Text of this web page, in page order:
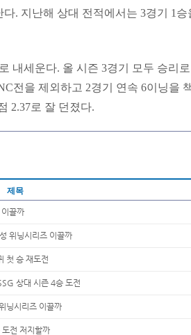
. 지난해 상대 전적에서는 3경기 1승
내세운다. 올 시즌 3경기 모두 승리
전을 제외하고 2경기 연속 6이닝을
2.37로 잘 던졌다.
제목
끌까
위닝시리즈 이끌까
첫 승 재도전
상대 시즌 4승 도전
닝시리즈 이끌까
전 저지할까